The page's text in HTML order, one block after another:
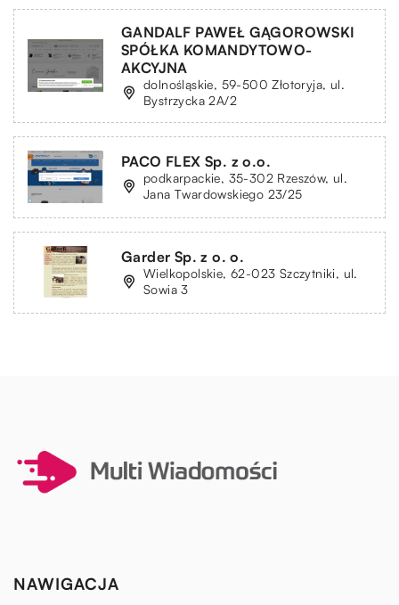
GANDALF PAWEŁ GĄGOROWSKI
SPÓŁKA KOMANDYTOWO-
AKCYJNA
dolnośląskie, 59-500 Złotoryja, ul.
Bystrzycka 2A/2
PACO FLEX Sp. z o.o.
podkarpackie, 35-302 Rzeszów, ul.
Jana Twardowskiego 23/25
Garder Sp. z o. o.
Wielkopolskie, 62-023 Szczytniki, ul.
Sowia 3
NAWIGACJA